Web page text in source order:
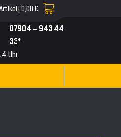
Artikel | 0,00 €
07904 – 943 44
33*
Uhr